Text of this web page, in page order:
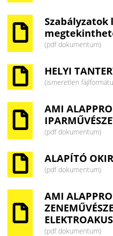
Szabályzatok
(pdf dokumentum)
HELYI
(ismeretlen
AMI
(pdf dokumentum)
ALAPÍTÓ
(pdf dokumentum)
AMI
(pdf dokumentum)